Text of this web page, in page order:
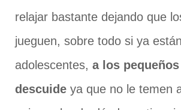
relajar bastante dejando que
jueguen, sobre todo si ya están
adolescentes, a los
descuide ya que no le temen